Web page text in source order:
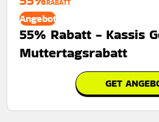
RABATT
Angebot
55% Rabatt - Kassis
Muttertagsrabatt
GET